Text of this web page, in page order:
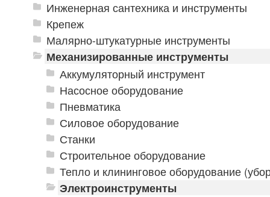
Инженерная сантехника и инструменты
Крепеж
Малярно-штукатурные инструменты
Механизированные инструменты
Аккумуляторный инструмент
Насосное оборудование
Пневматика
Силовое оборудование
Станки
Строительное оборудование
Тепло и клининговое оборудование
Электроинструменты